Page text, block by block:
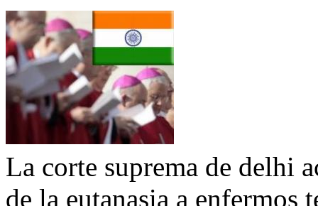
La corte suprema de delhi
de la eutanasia a enfermos